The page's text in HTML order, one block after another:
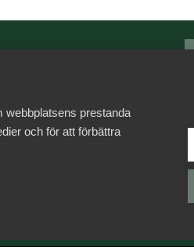
du
webbplatsens prestanda
och för att förbättra